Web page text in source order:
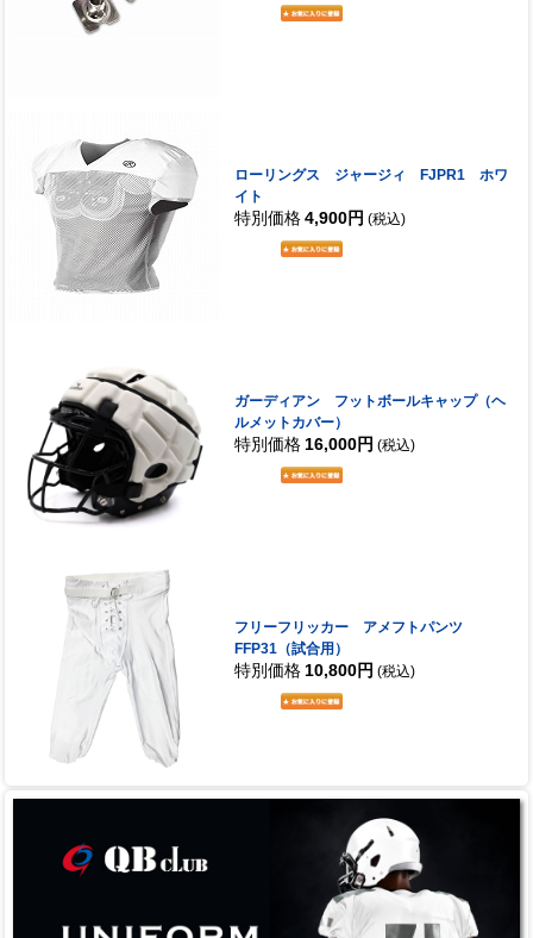
ローリングス ジャージィ FJPR1 ホワ
イト
特別価格 4,900円 (税込)
ガーディアン フットボールキャップ（ヘ
ルメットカバー）
特別価格 16,000円 (税込)
フリーフリッカー アメフトパンツ
FFP31（試合用）
特別価格 10,800円 (税込)